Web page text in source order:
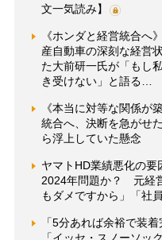
文一気読み】
《ホンダと経営統合へ
産自動車の深刻な経営
た大前研一氏が「もし
き受けない」と語る…
《本当に対等な関係が
統合へ、決断を急がせ
ら浮上していた懸念
ヤマトHD業績悪化の
2024年問題か？ 元経
もダメですから」「社
「5分あれば余裕で装